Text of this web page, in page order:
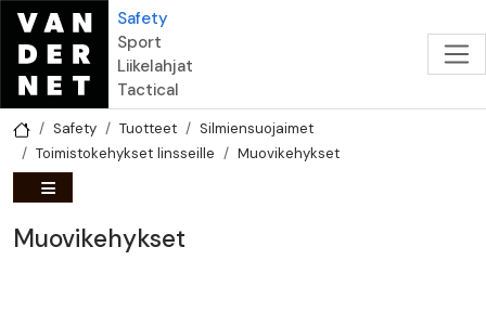
Hyppää pääsisältöön
Safety
Sport
Liikelahjat
Tactical
Safety Tuotteet
Silmiensuojaimet
Toimistokehykset linsseille
Muovikehykset
Muovikehykset